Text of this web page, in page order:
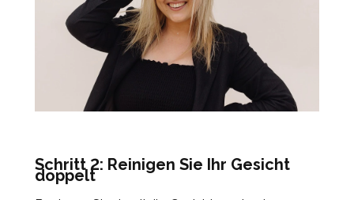
Schritt 2: Reinigen Sie Ihr Gesicht
doppelt